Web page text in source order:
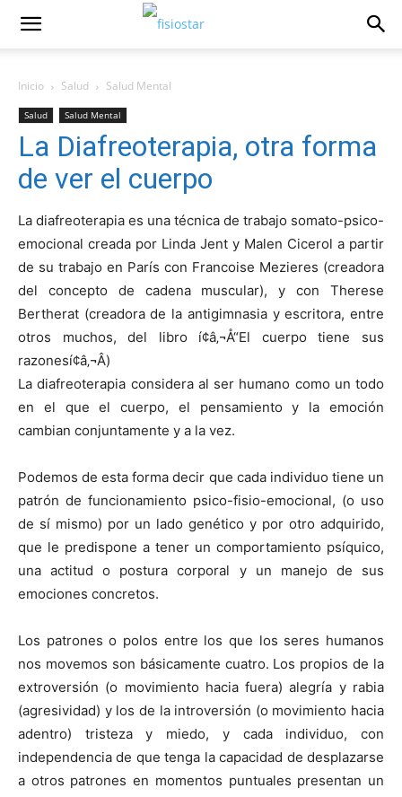
Inicio Salud Salud Mental
Salud Salud Mental
La Diafreoterapia, otra forma
de ver el cuerpo
La diafreoterapia es una técnica de trabajo somato-psico-
emocional creada por Linda Jent y Malen Cicerol a partir
de su trabajo en Parí­s con Francoise Mezieres (creadora
del concepto de cadena muscular), y con Therese
Bertherat (creadora de la antigimnasia y escritora, entre
otros muchos, del libro í¢â‚¬Å“El cuerpo tiene sus
razonesí¢â‚¬Â)
La diafreoterapia considera al ser humano como un todo
en el que el cuerpo, el pensamiento y la emoción
cambian conjuntamente y a la vez.
Podemos de esta forma decir que cada individuo tiene un
patrón de funcionamiento psico-fisio-emocional, (o uso
de sí­ mismo) por un lado genético y por otro adquirido,
que le predispone a tener un comportamiento psí­quico,
una actitud o postura corporal y un manejo de sus
emociones concretos.
Los patrones o polos entre los que los seres humanos
nos movemos son básicamente cuatro. Los propios de la
extroversión (o movimiento hacia fuera) alegrí­a y rabia
(agresividad) y los de la introversión (o movimiento hacia
adentro) tristeza y miedo, y cada individuo, con
independencia de que tenga la capacidad de desplazarse
a otros patrones en momentos puntuales presentan un